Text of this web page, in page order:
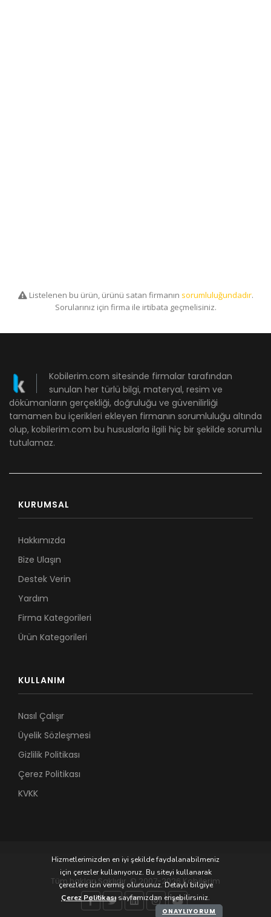
Listelenen bu ürün, ürünü satan firmanın sorumluluğundadır.
Sorularınız için firma ile irtibata geçmelisiniz.
Kobilerim.com sitesinde firmalar tarafından
sunulan her türlü bilgi, materyal, resim ve
dökümanların gerçekliği, doğruluğu ve güvenilirliği
tamamen bu içerikleri ekleyen firmanın sorumluluğu altında
olup, kobilerim.com bu hususlarla ilgili hiç bir şekilde sorumlu
tutulamaz.
KURUMSAL
Hakkımızda
Bize Ulaşın
Destek Verin
Yardım
Firma Kategorileri
Ürün Kategorileri
KULLANIM
Nasıl Çalışır
Üyelik Sözleşmesi
Gizlilik Politikası
Çerez Politikası
KVKK
Tüm hakları Saklıdır. © 2007-2026 Kobilerim
Hizmetlerimizden en iyi şekilde faydalanabilmeniz
için çerezler kullanıyoruz. Bu siteyi kullanarak
çerezlere izin vermiş olursunuz. Detaylı bilgiye
Çerez Politikasısayfamızdan erişebilirsiniz.
ONAYLIYORUM